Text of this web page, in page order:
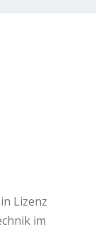
Lizenz
im